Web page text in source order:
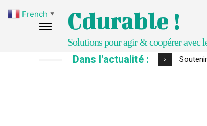
Cdurable !
Solutions pour agir & coopérer avec
Dans l'actualité : >
French ▼